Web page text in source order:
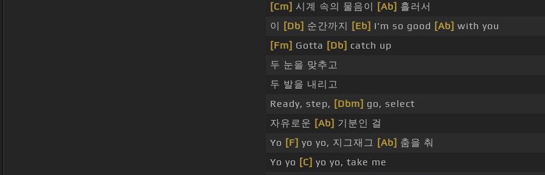
[Cm] 시계 속의 물음이 [Ab] 흘러서
이
[Db] 순간까지 [Eb] I'm so good [Ab] with you
[Fm] Gotta [Db] catch up
두 눈을 맞추고
두 발을 내리고
Ready, step, [Dbm] go, select
자유로운 [Ab] 기분인 걸
Yo [F] yo yo, 지그재그 [Ab] 춤을 춰
Yo yo [C] yo yo, take me